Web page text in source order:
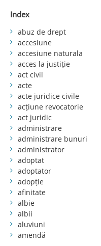
Index
abuz de drept
accesiune
accesiune naturala
acces la justiție
act civil
acte
acte juridice civile
acțiune revocatorie
act juridic
administrare
administrare bunuri
administrator
adoptat
adoptator
adopție
afinitate
albie
albii
aluviuni
amendă